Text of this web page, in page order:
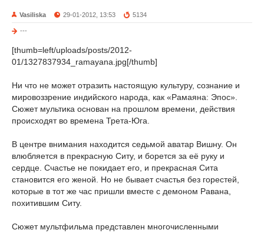
Vasiliska 29-01-2012, 13:53 5134
---
[thumb=left/uploads/posts/2012-
01/1327837934_ramayana.jpg[/thumb]
Ни что не может отразить настоящую культуру, сознание и
мировоззрение индийского народа, как «Рамаяна: Эпос».
Сюжет мультика основан на прошлом времени, действия
происходят во времена Трета-Юга.
В центре внимания находится седьмой аватар Вишну. Он
влюбляется в прекрасную Ситу, и борется за её руку и
сердце. Счастье не покидает его, и прекрасная Сита
становится его женой. Но не бывает счастья без горестей,
которые в тот же час пришли вместе с демоном Равана,
похитившим Ситу.
Сюжет мультфильма представлен многочисленными